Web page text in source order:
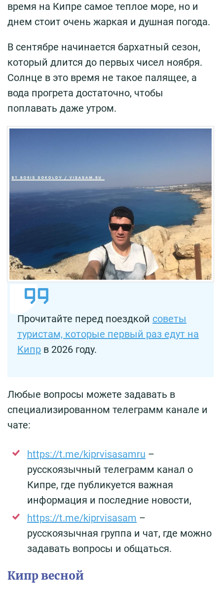
время на Кипре самое теплое море, но и
днем стоит очень жаркая и душная погода.
В сентябре начинается бархатный сезон,
который длится до первых чисел ноября.
Солнце в это время не такое палящее, а
вода прогрета достаточно, чтобы
поплавать даже утром.
Прочитайте перед поездкой советы
туристам, которые первый раз едут на
Кипр в 2026 году.
Любые вопросы можете задавать в
специализированном телеграмм канале и
чате:
https://t.me/kiprvisasamru –
русскоязычный телеграмм канал о
Кипре, где публикуется важная
информация и последние новости,
https://t.me/kiprvisasam –
русскоязычная группа и чат, где можно
задавать вопросы и общаться.
Кипр весной